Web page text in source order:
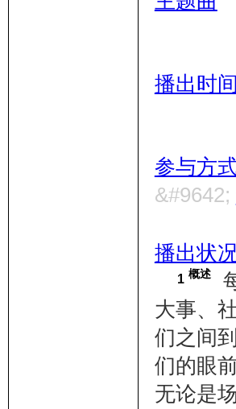
播出时间
参与方
&#9642;
播出状
1 概述
大事、
们之间
们的眼
无论是